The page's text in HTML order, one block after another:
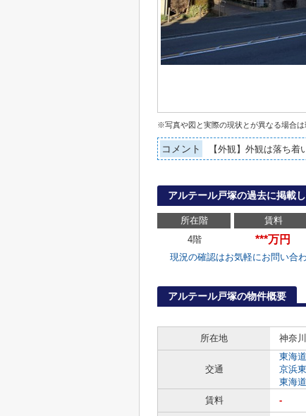
※写真や図と実際の現状とが異なる場合は
コメント 【外観】外観は落ち着
アルテール戸塚の過去に掲載
所在階 賃料
4階
***万円
現況の確認はお気軽にお問い合
アルテール戸塚の物件概要
所在地
神奈
交通
東海
京浜
東海
賃料
-